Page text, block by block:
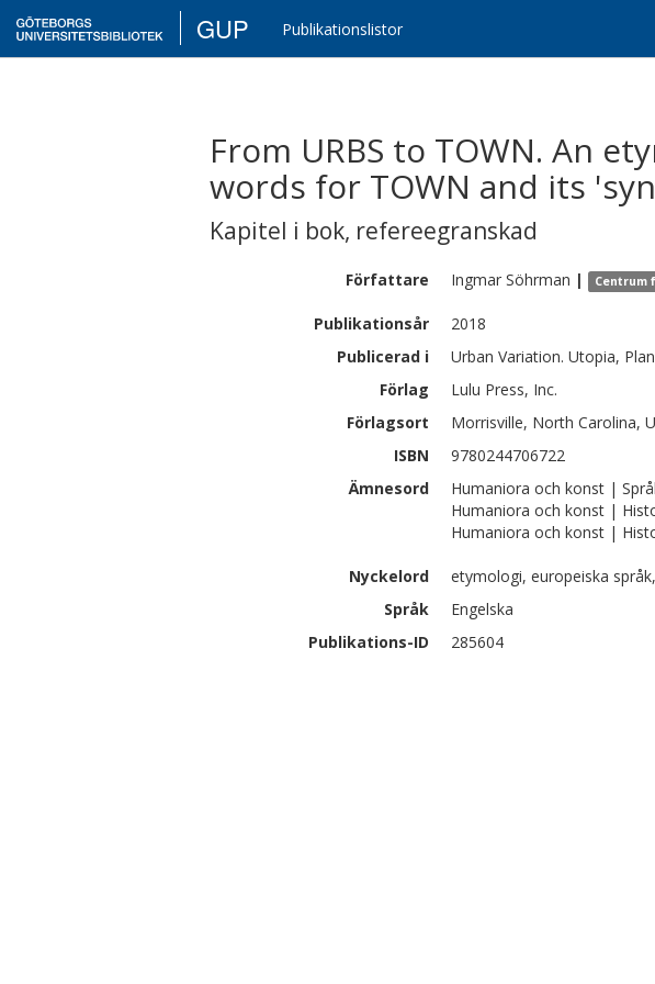
GUP Publikationslistor
From URBS to TOWN. An
words for TOWN and its
Kapitel i bok, refereegranskad
Författare Ingmar Söhrman | Centrum
Publikationsår
2018
Publicerad i
Urban Variation. Utopia,
Förlag
Lulu Press, Inc.
Förlagsort
Morrisville, North Carolina,
ISBN
9780244706722
Ämnesord
Humaniora och konst |
Humaniora och konst |
Humaniora och konst |
Nyckelord
etymologi, europeiska
Språk
Engelska
Publikations-ID
285604